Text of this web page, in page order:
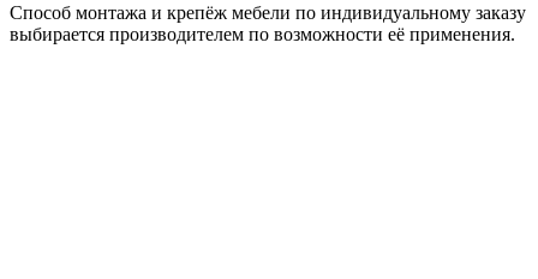
Способ монтажа и крепёж мебели по индивидуальному заказу
выбирается производителем по возможности её применения.